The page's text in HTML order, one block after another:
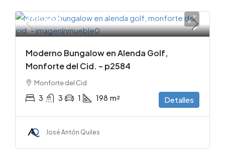
365000€
Moderno Bungalow en Alenda Golf,
Monforte del Cid. – p2584
Monforte del Cid
3 3 1 198 m² Detalles
José Antón Quiles